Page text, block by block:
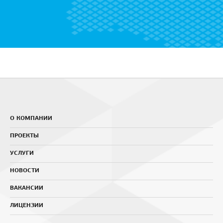
О КОМПАНИИ
ПРОЕКТЫ
УСЛУГИ
НОВОСТИ
ВАКАНСИИ
ЛИЦЕНЗИИ